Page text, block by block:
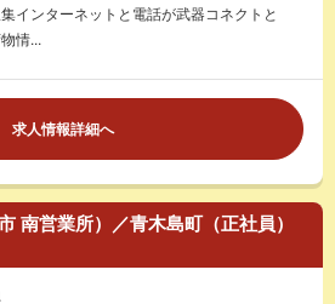
インターネットと電話が武器コネクトと
情...
求人情報詳細へ
南営業所）／青木島町（正社員）